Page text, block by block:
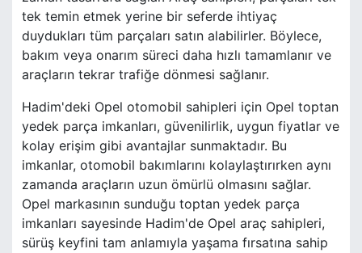
tek temin etmek yerine bir seferde ihtiyaç
duydukları tüm parçaları satın alabilirler. Böylece,
bakım veya onarım süreci daha hızlı tamamlanır ve
araçların tekrar trafiğe dönmesi sağlanır.
Hadim'deki Opel otomobil sahipleri için Opel toptan
yedek parça imkanları, güvenilirlik, uygun fiyatlar ve
kolay erişim gibi avantajlar sunmaktadır. Bu
imkanlar, otomobil bakımlarını kolaylaştırırken aynı
zamanda araçların uzun ömürlü olmasını sağlar.
Opel markasının sunduğu toptan yedek parça
imkanları sayesinde Hadim'de Opel araç sahipleri,
sürüş keyfini tam anlamıyla yaşama fırsatına sahip